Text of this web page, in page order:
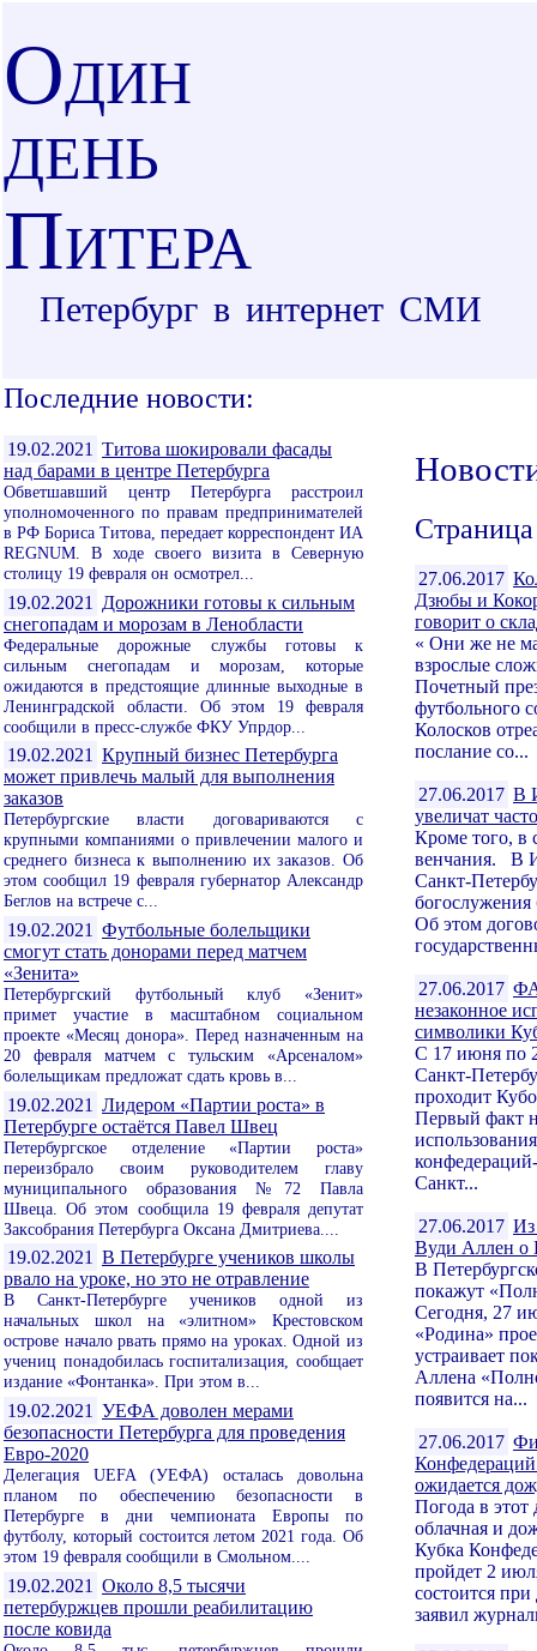
ОДИН
ДЕНЬ
ПИТЕРА
Петербург в интернет СМИ
Последние новости:
19.02.2021 Титова шокировали фасады
над барами в центре Петербурга
Обветшавший центр Петербурга расстроил
уполномоченного по правам предпринимателей
в РФ Бориса Титова, передает корреспондент ИА
REGNUM. В ходе своего визита в Северную
столицу 19 февраля он осмотрел...
19.02.2021
Дорожники готовы к сильным
снегопадам и морозам в Ленобласти
Федеральные дорожные службы готовы к
сильным снегопадам и морозам, которые
ожидаются в предстоящие длинные выходные в
Ленинградской области. Об этом 19 февраля
сообщили в пресс-службе ФКУ Упрдор...
19.02.2021 Крупный бизнес Петербурга
может привлечь малый для выполнения
заказов
Петербургские власти договариваются с
крупными компаниями о привлечении малого и
среднего бизнеса к выполнению их заказов. Об
этом сообщил 19 февраля губернатор Александр
Беглов на встрече с...
19.02.2021 Футбольные болельщики
смогут стать донорами перед матчем
«Зенита»
Петербургский футбольный клуб «Зенит»
примет участие в масштабном социальном
проекте «Месяц донора». Перед назначенным на
20 февраля матчем с тульским «Арсеналом»
болельщикам предложат сдать кровь в...
19.02.2021 Лидером «Партии роста» в
Петербурге остаётся Павел Швец
Петербургское отделение «Партии роста»
переизбрало своим руководителем главу
муниципального образования №72 Павла
Швеца. Об этом сообщила 19 февраля депутат
Заксобрания Петербурга Оксана Дмитриева....
19.02.2021 В Петербурге учеников школы
рвало на уроке, но это не отравление
В Санкт-Петербурге учеников одной из
начальных школ на «элитном» Крестовском
острове начало рвать прямо на уроках. Одной из
учениц понадобилась госпитализация, сообщает
издание «Фонтанка». При этом в...
19.02.2021 УЕФА доволен мерами
безопасности Петербурга для проведения
Евро-2020
Делегация UEFA (УЕФА) осталась довольна
планом по обеспечению безопасности в
Петербурге в дни чемпионата Европы по
футболу, который состоится летом 2021 года. Об
этом 19 февраля сообщили в Смольном....
19.02.2021 Около 8,5 тысячи
петербуржцев прошли реабилитацию
после ковида
27.06.2017
Дзюбы и
говорит о
« Они же не
взрослые
Почетный
футбольного
Колосков
послание со...
27.06.2017 В
увеличат
Кроме того, в
венчания. В
Санкт-
богослужения
Об этом
27.06.2017
незаконное
символики
С 17 июня по
Санкт-
проходит
Первый факт
Санкт...
27.06.2017
Вуди Аллен о
В
покажут
Сегодня, 27
«Родина»
устраивает
Аллена
появится на...
27.06.2017
ожидается
Погода в этот
облачная и
Кубка
пройдет 2
состоится
заявил